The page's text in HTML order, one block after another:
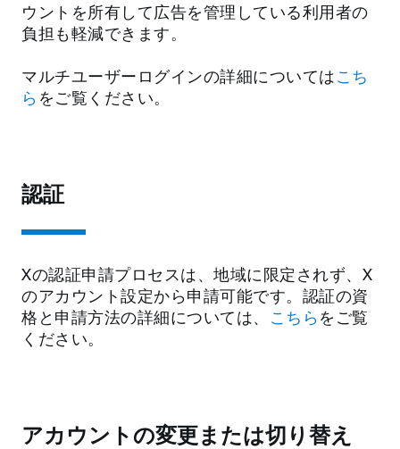
ウントを所有して広告を管理している利用者の
負担も軽減できます。
マルチユーザーログインの詳細についてはこち
ら をご覧ください。
認証
Xの認証申請プロセスは、地域に限定されず、X
のアカウント設定から申請可能です。認証の資
格と申請方法の詳細については、
こちらをご覧
ください。
アカウントの変更または切り替え